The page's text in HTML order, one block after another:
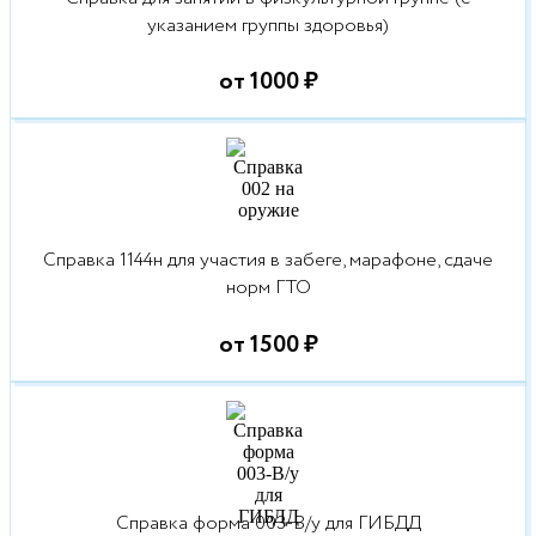
указанием группы здоровья)
от 1000 ₽
Справка 1144н для участия в забеге, марафоне, сдаче
норм ГТО
от 1500 ₽
Справка форма 003-В/у для ГИБДД